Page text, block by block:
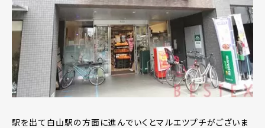
駅を出て白山駅の方面に進んでいくとマルエツプチがございま